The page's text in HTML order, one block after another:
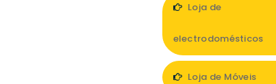
Loja de
electrodomésticos
Loja de Móveis